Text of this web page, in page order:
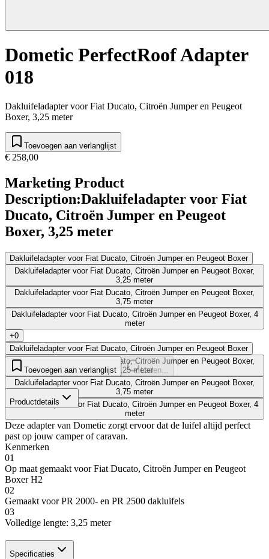
Dometic PerfectRoof Adapter
018
Dakluifeladapter voor Fiat Ducato, Citroën Jumper en Peugeot
Boxer, 3,25 meter
Toevoegen aan verlanglijst
€ 258,00
Marketing Product
Description:Dakluifeladapter voor Fiat
Ducato, Citroën Jumper en Peugeot
Boxer, 3,25 meter
Dakluifeladapter voor Fiat Ducato, Citroën Jumper en Peugeot Boxer
Dakluifeladapter voor Fiat Ducato, Citroën Jumper en Peugeot Boxer,
3,25 meter
Dakluifeladapter voor Fiat Ducato, Citroën Jumper en Peugeot Boxer,
3,75 meter
Dakluifeladapter voor Fiat Ducato, Citroën Jumper en Peugeot Boxer, 4
meter
+0
Dakluifeladapter voor Fiat Ducato, Citroën Jumper en Peugeot Boxer
Dakluifeladapter voor Fiat Ducato, Citroën Jumper en Peugeot Boxer,
3,25 meter
Dakluifeladapter voor Fiat Ducato, Citroën Jumper en Peugeot Boxer,
3,75 meter
Dakluifeladapter voor Fiat Ducato, Citroën Jumper en Peugeot Boxer, 4
meter
Toevoegen aan verlanglijst Laden...
Productdetails
Deze adapter van Dometic zorgt ervoor dat de luifel altijd perfect
past op jouw camper of caravan.
Kenmerken
01
Op maat gemaakt voor Fiat Ducato, Citroën Jumper en Peugeot
Boxer H2
02
Gemaakt voor PR 2000- en PR 2500 dakluifels
03
Volledige lengte: 3,25 meter
Specificaties